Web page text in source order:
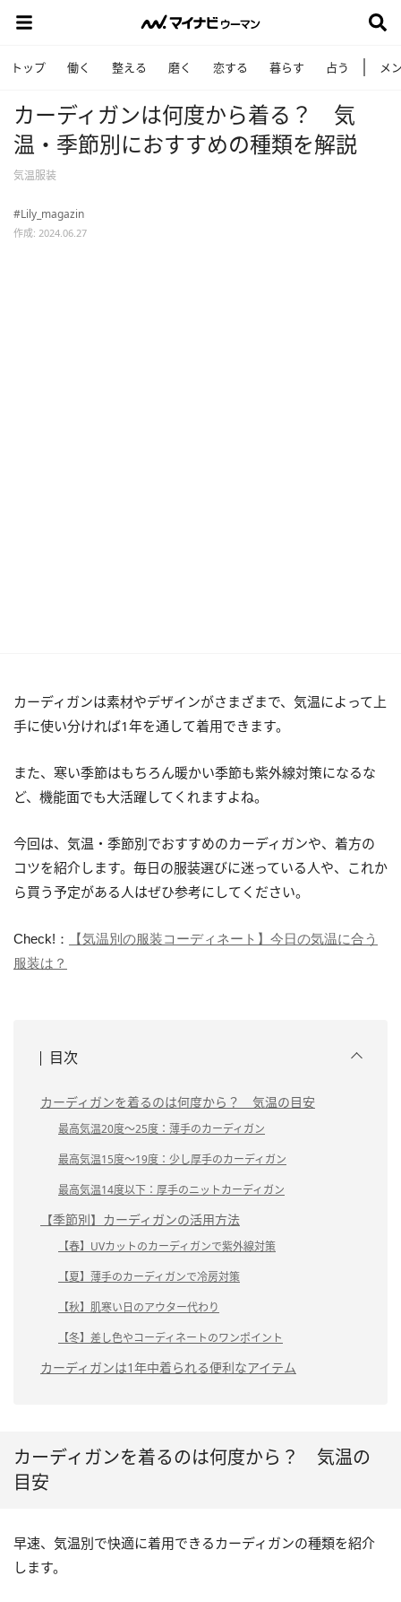
トップ 働く 整える 磨く 恋する 暮らす 占う メ
カーディガンは何度から着る？ 気
温・季節別におすすめの種類を解説
気温服装
#Lily_magazin
作成: 2024.06.27
カーディガンは素材やデザインがさまざまで、気温によって上
手に使い分ければ1年を通して着用できます。
また、寒い季節はもちろん暖かい季節も紫外線対策になるな
ど、機能面でも大活躍してくれますよね。
今回は、気温・季節別でおすすめのカーディガンや、着方の
コツを紹介します。毎日の服装選びに迷っている人や、これか
ら買う予定がある人はぜひ参考にしてください。
Check!：
【気温別の服装コーディネート】今日の気温に合う
服装は？
目次
カーディガンを着るのは何度から？ 気温の目安
最高気温20度～25度：薄手のカーディガン
最高気温15度～19度：少し厚手のカーディガン
最高気温14度以下：厚手のニットカーディガン
【季節別】カーディガンの活用方法
【春】UVカットのカーディガンで紫外線対策
【夏】薄手のカーディガンで冷房対策
【秋】肌寒い日のアウター代わり
【冬】差し色やコーディネートのワンポイント
カーディガンは1年中着られる便利なアイテム
カーディガンを着るのは何度から？ 気温の
目安
早速、気温別で快適に着用できるカーディガンの種類を紹介
します。